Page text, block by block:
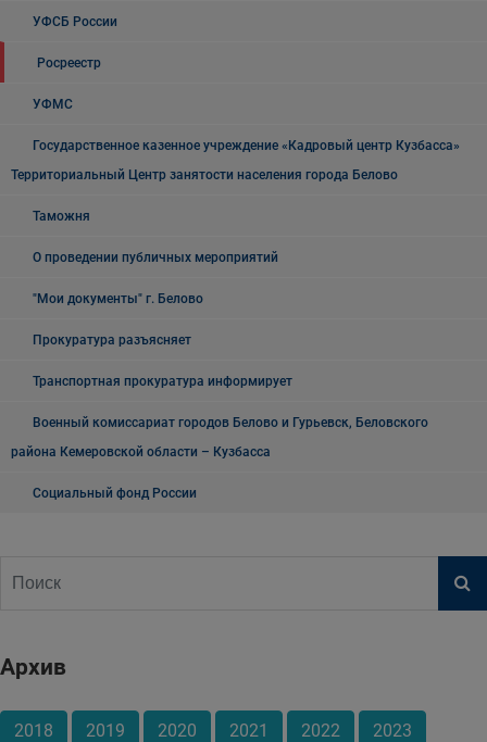
УФСБ России
Росреестр
УФМС
Государственное казенное учреждение «Кадровый центр Кузбасса»
Территориальный Центр занятости населения города Белово
Таможня
О проведении публичных мероприятий
"Мои документы" г. Белово
Прокуратура разъясняет
Транспортная прокуратура информирует
Военный комиссариат городов Белово и Гурьевск, Беловского
района Кемеровской области – Кузбасса
Социальный фонд России
Архив
2018 2019 2020 2021 2022 2023